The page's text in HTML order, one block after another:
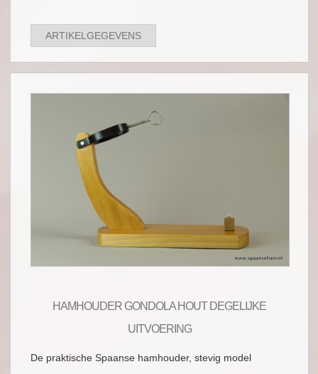
ARTIKELGEGEVENS
HAMHOUDER GONDOLA HOUT DEGELIJKE
UITVOERING
De praktische Spaanse hamhouder, stevig model